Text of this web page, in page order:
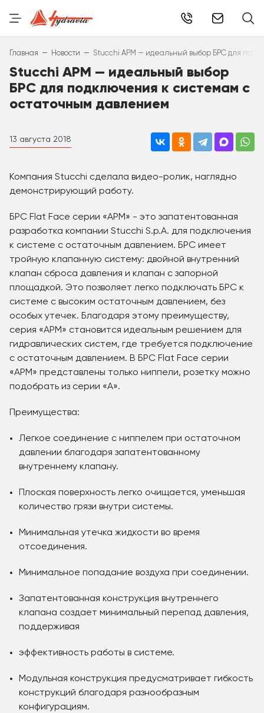
Главная – Новости – Stucchi APM — идеальный выбор БРС для
Stucchi APM — идеальный выбор
БРС для подключения к системам с
остаточным давлением
13 августа 2018
Компания Stucchi сделала видео-ролик, наглядно
демонстрирующий работу.
БРС Flat Face серии «APM» - это запатентованная
разработка компании Stucchi S.p.A. для подключения
к системе с остаточным давлением. БРС имеет
тройную клапанную систему: двойной внутренний
клапан сброса давления и клапан с запорной
площадкой. Это позволяет легко подключать БРС к
системе с высоким остаточным давлением, без
особых утечек. Благодаря этому преимуществу,
серия «APM» становится идеальным решением для
гидравлических систем, где требуется подключение
с остаточным давлением. В БРС Flat Face серии
«APM» представлены только ниппели, розетку можно
подобрать из серии «A».
Преимущества:
Легкое соединение с ниппелем при остаточном
давлении благодаря запатентованному
внутреннему клапану.
Плоская поверхность легко очищается, уменьшая
количество грязи внутри системы.
Минимальная утечка жидкости во время
отсоединения.
Минимальное попадание воздуха при соединении.
Запатентованная конструкция внутреннего
клапана создает минимальный перепад давления,
поддерживая
эффективность работы в системе.
Модульная конструкция предусматривает гибкость
конструкций благодаря разнообразным
конфигурациям.